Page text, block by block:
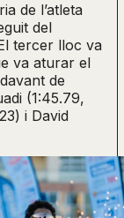
de l’atleta
del
tercer lloc va
va aturar el
de
(1:45.79,
i David